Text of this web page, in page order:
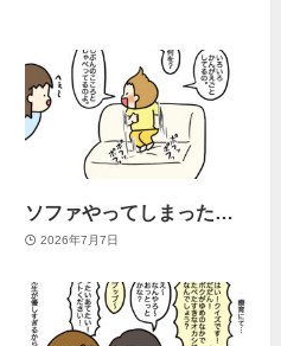
ソファやってしまった…
2026年7月7日